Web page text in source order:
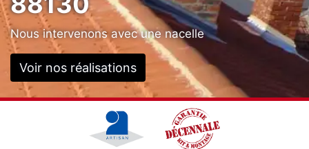
Nous intervenons avec une nacelle
Voir nos réalisations